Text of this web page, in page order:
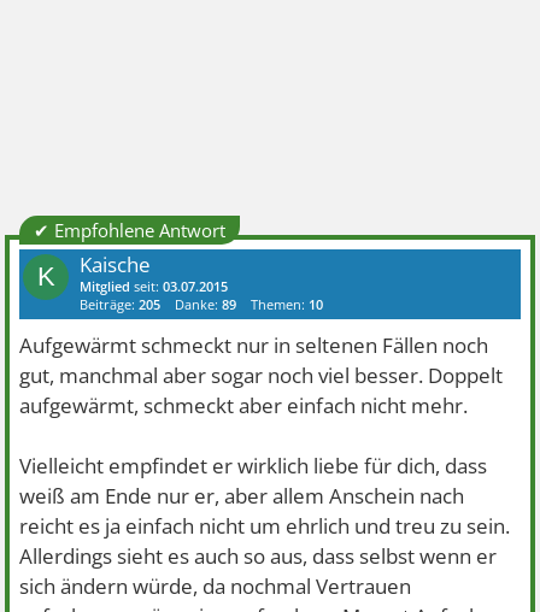
✔ Empfohlene Antwort
K Kaische
Mitglied seit:03.07.2015
Beiträge:205 Danke:89 Themen: 10
Aufgewärmt schmeckt nur in seltenen Fällen noch
gut, manchmal aber sogar noch viel besser. Doppelt
aufgewärmt, schmeckt aber einfach nicht mehr.
Vielleicht empfindet er wirklich liebe für dich, dass
weiß am Ende nur er, aber allem Anschein nach
reicht es ja einfach nicht um ehrlich und treu zu sein.
Allerdings sieht es auch so aus, dass selbst wenn er
sich ändern würde, da nochmal Vertrauen